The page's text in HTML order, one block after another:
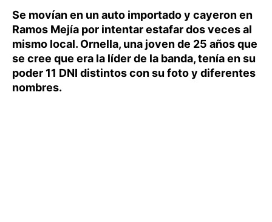
Se movían en un auto importado y cayeron en
Ramos Mejía por intentar estafar dos veces al
mismo local. Ornella, una joven de 25 años que
se cree que era la líder de la banda, tenía en su
poder 11 DNI distintos con su foto y diferentes
nombres.